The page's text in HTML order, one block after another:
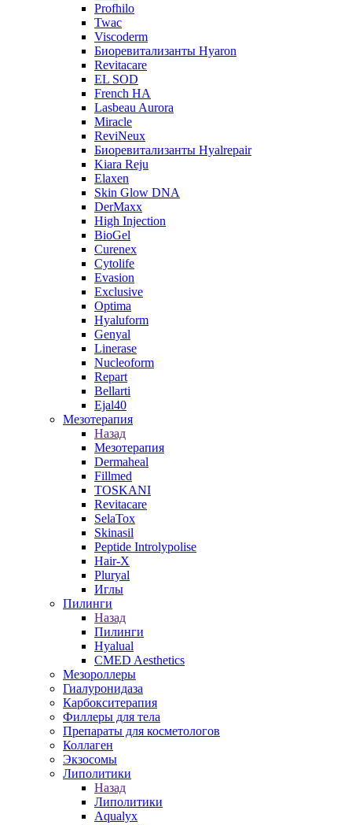
Profhilo
Twac
Viscoderm
Биоревитализанты Hyaron
Revitacare
EL SOD
French HA
Lasbeau Aurora
Miracle
ReviNeux
Биоревитализанты Hyalrepair
Kiara Reju
Elaxen
Skin Glow DNA
DerMaxx
High Injection
BioGel
Curenex
Cytolife
Evasion
Exclusive
Optima
Hyaluform
Genyal
Linerase
Nucleoform
Repart
Bellarti
Ejal40
Мезотерапия
Назад
Мезотерапия
Dermaheal
Fillmed
TOSKANI
Revitacare
SelaTox
Skinasil
Peptide Introlypolise
Hair-X
Pluryal
Иглы
Пилинги
Назад
Пилинги
Hyalual
CMED Aesthetics
Мезороллеры
Гиалуронидаза
Карбокситерапия
Филлеры для тела
Препараты для косметологов
Коллаген
Экзосомы
Липолитики
Назад
Липолитики
Aqualyx